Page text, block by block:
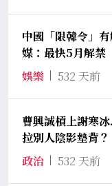
中國「限韓令」
媒：最快5月解禁
娛樂
532 天前
曹興誠槓上謝寒
拉別人陰影墊背？
政治
532 天前